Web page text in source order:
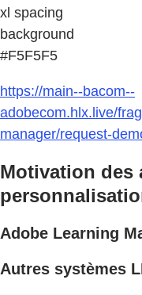
xl spacing
background
#F5F5F5
https://main--bacom--
adobecom.hlx.live/
manager/request-
Motivation des
Adobe Learning
Autres systèmes